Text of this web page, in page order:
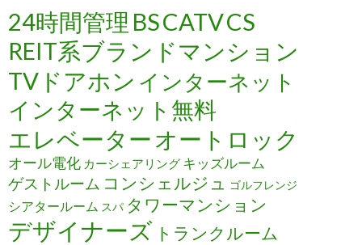
24時間管理 BSCATVCS
REIT系ブランドマンション
TVドアホン インターネット
インターネット無料
エレベーター オートロック
オール電化 カーシェアリング キッズルーム
ゲストルーム コンシェルジュ ゴルフレンジ
シアタールーム スパ タワーマンション
デザイナーズ トランクルーム